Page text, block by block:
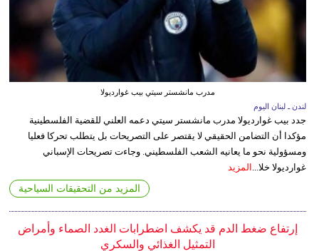
مدرب مانشستر سيتي بيب غوارديولا
لندن ـ لبنان اليوم
جدد بيب غوارديولا مدرب مانشستر سيتي دعمه العلني للقضية الفلسطينية
مؤكدا أن التضامن الحقيقي لا يقتصر على التصريحات بل يتطلب تحركا فعليا
ومسؤولية نحو ما يعانيه الشعب الفلسطيني. وجاءت تصريحات الإسباني
غوارديولا خلا...
المزيد
المزيد من التحقيقات السياحية
إرتفاع ضغط الدم قد يكشف اضطرابات الغدد الصماء وأمراض
التمثيل الغذائي والسكري